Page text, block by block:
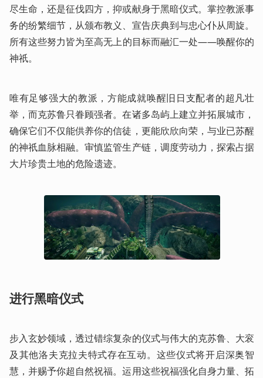
尽生命，还是征伐四方，抑或献身于黑暗仪式。掌控教派事
务的纷繁细节，从颁布教义、宣告庆典到与忠心仆从周旋。
所有这些努力皆为至高无上的目标而融汇一处——唤醒你的
神祇。
唯有足够强大的教派，方能成就唤醒旧日支配者的超凡壮
举，而克苏鲁只眷顾强者。在诸多岛屿上建立并拓展城市，
确保它们不仅能供养你的信徒，更能欣欣向荣，与业已苏醒
的神祇血脉相融。审慎监管生产链，调度劳动力，探索占据
大片珍贵土地的危险遗迹。
进行黑暗仪式
步入玄妙领域，透过错综复杂的仪式与伟大的克苏鲁、大衮
及其他洛夫克拉夫特式存在互动。这些仪式将开启深奥智
慧，并赐予你超自然祝福。运用这些祝福强化自身力量、拓